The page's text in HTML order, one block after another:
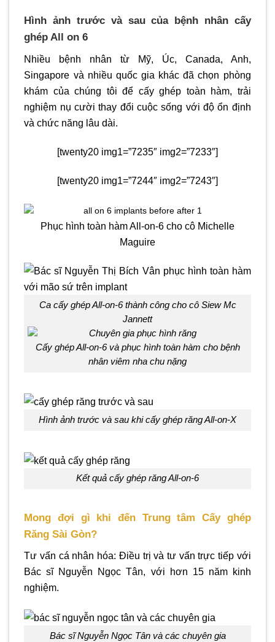
Hình ảnh trước và sau của bệnh nhân cấy
ghép All on 6
Nhiều bệnh nhân từ Mỹ, Úc, Canada, Anh,
Singapore và nhiều quốc gia khác đã chọn phòng
khám của chúng tôi để cấy ghép toàn hàm, trải
nghiệm nụ cười thay đổi cuộc sống với độ ổn định
và chức năng lâu dài.
[twenty20 img1=”7235″ img2=”7233″]
[twenty20 img1=”7244″ img2=”7243″]
Phục hình toàn hàm All-on-6 cho cô Michelle
Maguire
Ca cấy ghép All-on-6 thành công cho cô Siew Mc
Jannett
Cấy ghép All-on-6 và phục hình toàn hàm cho bệnh
nhân viêm nha chu nặng
Hình ảnh trước và sau khi cấy ghép răng All-on-X
Kết quả cấy ghép răng All-on-6
Mong đợi gì khi đến Trung tâm Cấy ghép
Răng Sài Gòn?
Tư vấn cá nhân hóa: Điều trị và tư vấn trực tiếp với
Bác sĩ Nguyễn Ngọc Tân, với hơn 15 năm kinh
nghiệm.
Bác sĩ Nguyễn Ngọc Tân và các chuyên gia